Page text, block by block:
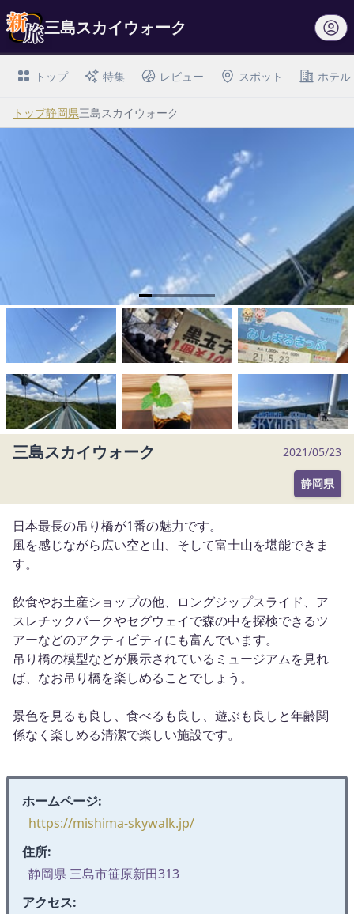
三島スカイウォーク
トップ 特集 レビュー スポット ホテル
トップ静岡県三島スカイウォーク
I
m
o
三島スカイウォーク 2021/05/23
静岡県
日本最長の吊り橋が1番の魅力です。
風を感じながら広い空と山、そして富士山を堪能できま
す。
飲食やお土産ショップの他、ロングジップスライド、ア
スレチックパークやセグウェイで森の中を探検できるツ
アーなどのアクティビティにも富んでいます。
吊り橋の模型などが展示されているミュージアムを見れ
ば、なお吊り橋を楽しめることでしょう。
景色を見るも良し、食べるも良し、遊ぶも良しと年齢関
係なく楽しめる清潔で楽しい施設です。
ホームページ:
https://mishima-skywalk.jp/
住所:
静岡県 三島市笹原新田313
アクセス: